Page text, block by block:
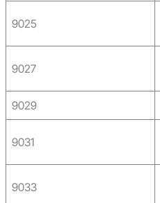
9025
9027
9029
9031
9033